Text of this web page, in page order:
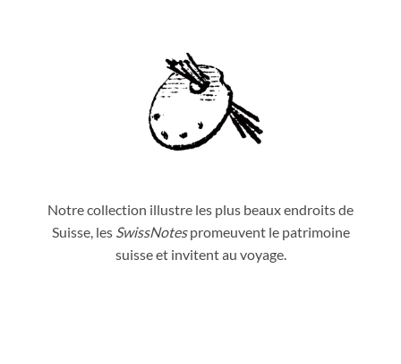
Notre collection illustre les plus beaux endroits de
Suisse, les SwissNotespromeuvent le patrimoine
suisse et invitent au voyage.